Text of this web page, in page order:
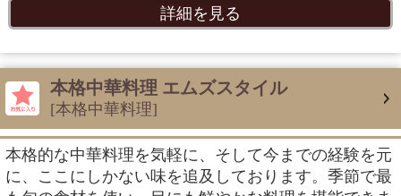
詳細を見る
本格中華料理 エムズスタイル
[本格中華料理]
本格的な中華料理を気軽に、そして今までの経験を元
に、ここにしかない味を追及しております。季節で最